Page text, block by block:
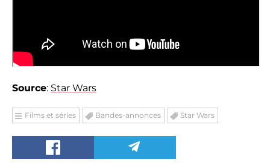
Source: Star Wars
Films et séries Bandes-annonces Star Wars